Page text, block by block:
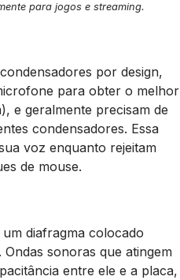
para jogos e streaming.
por design,
para obter o melhor
e geralmente precisam de
condensadores. Essa
voz enquanto rejeitam
de mouse.
diafragma colocado
sonoras que atingem
entre ele e a placa,